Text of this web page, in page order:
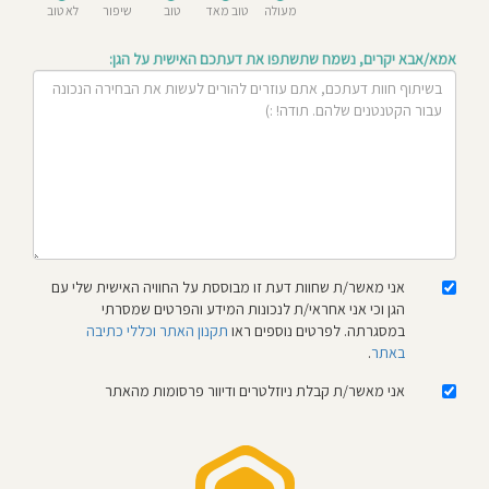
מעולה טוב מאד טוב
שיפור
לא טוב
אמא/אבא יקרים, נשמח שתשתפו את דעתכם האישית על הגן:
אני מאשר/ת שחוות דעת זו מבוססת על החוויה האישית שלי עם
הגן וכי אני אחראי/ת לנכונות המידע והפרטים שמסרתי
במסגרתה. לפרטים נוספים ראו תקנון האתר וכללי כתיבה
באתר.
אני מאשר/ת קבלת ניוזלטרים ודיוור פרסומות מהאתר